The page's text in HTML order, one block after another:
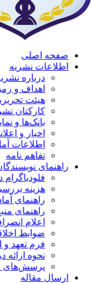
صفحه اصلی
اطلاعات نشریه
درباره نشریه
اهداف و
هیئت تحریریه
کارکنان
بانک‌ها و
اخبار و
اطلاعات
تفاهم نامه
راهنمای نویسندگان
فلودیاگرام
هزینه
راهنمای
راهنمای
اعلام
ضوابط
فرم تعهد و
نحوه ارائه
پرسش‌های
ارسال مقاله